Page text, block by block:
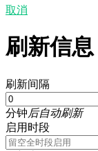
取消
刷新信
刷新间隔
分钟后自动刷新
启用时段